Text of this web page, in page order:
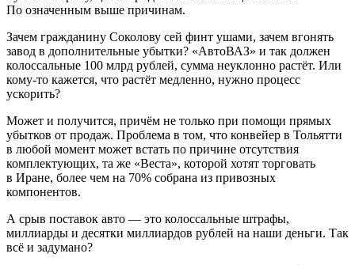
По означенным выше причинам.
Зачем гражданину Соколову сей финт ушами, зачем вгонять
завод в дополнительные убытки? «АвтоВАЗ» и так должен
колоссальные 100 млрд рублей, сумма неуклонно растёт. Или
кому-то кажется, что растёт медленно, нужно процесс
ускорить?
Может и получится, причём не только при помощи прямых
убытков от продаж. Проблема в том, что конвейер в Тольятти
в любой момент может встать по причине отсутствия
комплектующих, та же «Веста», которой хотят торговать
в Иране, более чем на 70% собрана из привозных
компонентов.
А срыв поставок авто — это колоссальные штрафы,
миллиарды и десятки миллиардов рублей на наши деньги. Так
всё и задумано?